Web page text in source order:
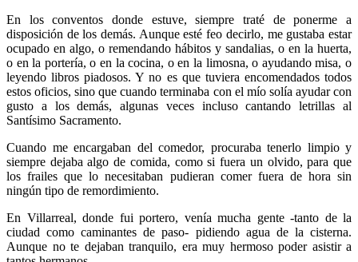
En los conventos donde estuve, siempre traté de ponerme a
disposición de los demás. Aunque esté feo decirlo, me gustaba estar
ocupado en algo, o remendando hábitos y sandalias, o en la huerta,
o en la portería, o en la cocina, o en la limosna, o ayudando misa, o
leyendo libros piadosos. Y no es que tuviera encomendados todos
estos oficios, sino que cuando terminaba con el mío solía ayudar con
gusto a los demás, algunas veces incluso cantando letrillas al
Santísimo Sacramento.
Cuando me encargaban del comedor, procuraba tenerlo limpio y
siempre dejaba algo de comida, como si fuera un olvido, para que
los frailes que lo necesitaban pudieran comer fuera de hora sin
ningún tipo de remordimiento.
En Villarreal, donde fui portero, venía mucha gente -tanto de la
ciudad como caminantes de paso- pidiendo agua de la cisterna.
Aunque no te dejaban tranquilo, era muy hermoso poder asistir a